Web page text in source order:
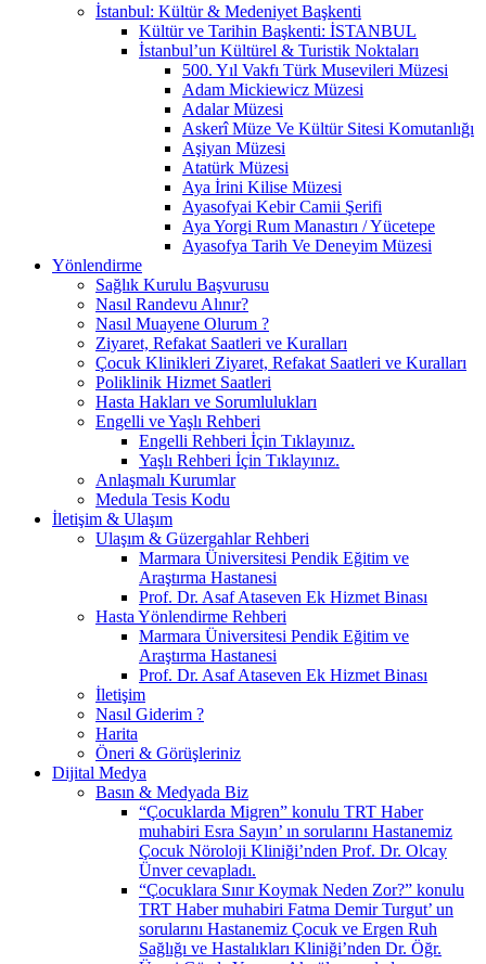
İstanbul: Kültür & Medeniyet Başkenti
Kültür ve Tarihin Başkenti: İSTANBUL
İstanbul’un Kültürel & Turistik Noktaları
500. Yıl Vakfı Türk Musevileri Müzesi
Adam Mickiewicz Müzesi
Adalar Müzesi
Askerî Müze Ve Kültür Sitesi Komutanlığı
Aşiyan Müzesi
Atatürk Müzesi
Aya İrini Kilise Müzesi
Ayasofyai Kebir Camii Şerifi
Aya Yorgi Rum Manastırı / Yücetepe
Ayasofya Tarih Ve Deneyim Müzesi
Yönlendirme
Sağlık Kurulu Başvurusu
Nasıl Randevu Alınır?
Nasıl Muayene Olurum ?
Ziyaret, Refakat Saatleri ve Kuralları
Çocuk Klinikleri Ziyaret, Refakat Saatleri ve Kuralları
Poliklinik Hizmet Saatleri
Hasta Hakları ve Sorumlulukları
Engelli ve Yaşlı Rehberi
Engelli Rehberi İçin Tıklayınız.
Yaşlı Rehberi İçin Tıklayınız.
Anlaşmalı Kurumlar
Medula Tesis Kodu
İletişim & Ulaşım
Ulaşım & Güzergahlar Rehberi
Marmara Üniversitesi Pendik Eğitim ve
Araştırma Hastanesi
Prof. Dr. Asaf Ataseven Ek Hizmet Binası
Hasta Yönlendirme Rehberi
Marmara Üniversitesi Pendik Eğitim ve
Araştırma Hastanesi
Prof. Dr. Asaf Ataseven Ek Hizmet Binası
İletişim
Nasıl Giderim ?
Harita
Öneri & Görüşleriniz
Dijital Medya
Basın & Medyada Biz
“Çocuklarda Migren” konulu TRT Haber
muhabiri Esra Sayın’ ın sorularını Hastanemiz
Çocuk Nöroloji Kliniği’nden Prof. Dr. Olcay
Ünver cevapladı.
“Çocuklara Sınır Koymak Neden Zor?” konulu
TRT Haber muhabiri Fatma Demir Turgut’ un
sorularını Hastanemiz Çocuk ve Ergen Ruh
Sağlığı ve Hastalıkları Kliniği’nden Dr. Öğr.